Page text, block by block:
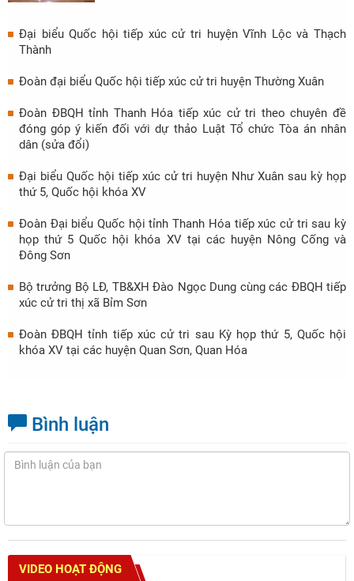
Đại biểu Quốc hội tiếp xúc cử tri huyện Vĩnh Lộc và Thạch
Thành
Đoàn đại biểu Quốc hội tiếp xúc cử tri huyện Thường Xuân
Đoàn ĐBQH tỉnh Thanh Hóa tiếp xúc cử tri theo chuyên đề
đóng góp ý kiến đối với dự thảo Luật Tổ chức Tòa án nhân
dân (sửa đổi)
Đại biểu Quốc hội tiếp xúc cử tri huyện Như Xuân sau kỳ họp
thứ 5, Quốc hội khóa XV
Đoàn Đại biểu Quốc hội tỉnh Thanh Hóa tiếp xúc cử tri sau kỳ
họp thứ 5 Quốc hội khóa XV tại các huyện Nông Cống và
Đông Sơn
Bộ trưởng Bộ LĐ, TB&XH Đào Ngọc Dung cùng các ĐBQH tiếp
xúc cử tri thị xã Bỉm Sơn
Đoàn ĐBQH tỉnh tiếp xúc cử tri sau Kỳ họp thứ 5, Quốc hội
khóa XV tại các huyện Quan Sơn, Quan Hóa
Bình luận
VIDEO HOẠT ĐỘNG